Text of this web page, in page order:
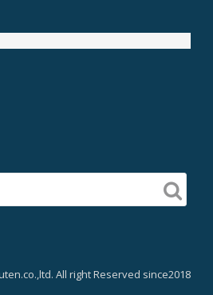
All right Reserved since2018